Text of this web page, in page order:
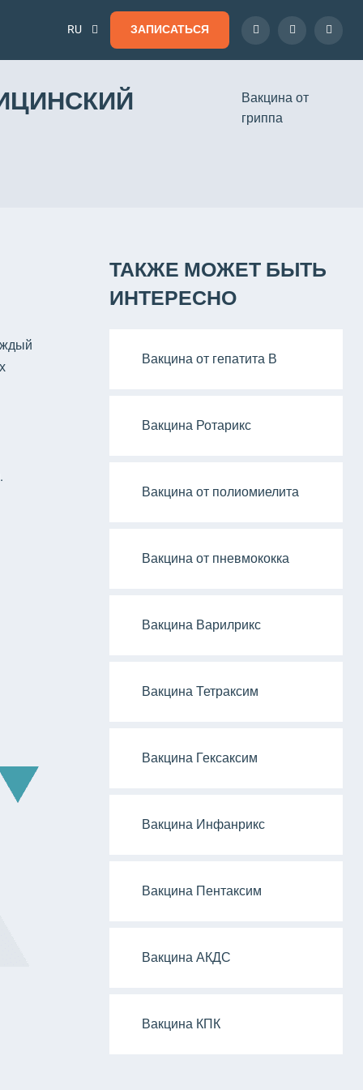
RU ЗАПИСАТЬСЯ
Вакцина от
гриппа
ТАКЖЕ МОЖЕТ БЫТЬ
ИНТЕРЕСНО
Вакцина от гепатита В
Вакцина Ротарикс
Вакцина от полиомиелита
Вакцина от пневмококка
Вакцина Варилрикс
Вакцина Тетраксим
Вакцина Гексаксим
Вакцина Инфанрикс
Вакцина Пентаксим
Вакцина АКДС
Вакцина КПК